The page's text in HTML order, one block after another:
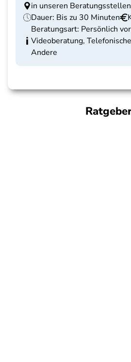
in unseren Beratungsstellen
Dauer: Bis zu 30 Minuten
Beratungsart: Persönlich
Videoberatung,
Andere